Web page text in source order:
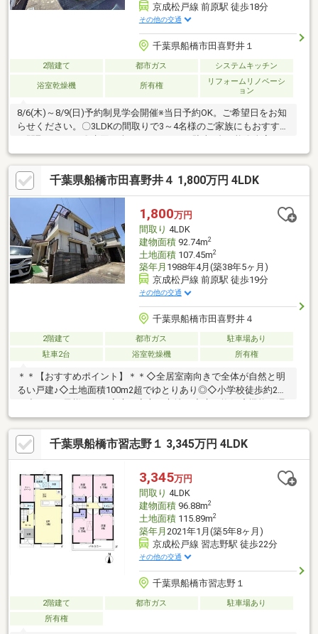
京成松戸線 前原駅 徒歩18分
その他の交通
千葉県船橋市田喜野井１
2階建て 都市ガス システムキッチン
浴室乾燥機 所有権
リフォームリノベーシ
ョン
8/6(木)～8/9(日)予約制見学会開催※当日予約OK。ご希望日をお知
らせください。〇3LDKの間取りで3～4名様のご家族にもおすすめ
の間取りです。〇水回り含めリフォーム。駐車1台可能〇全室リフ
ォーム予定。水回りも交換予定のため気持ちよくご入居できそう
です。〇外装リフォーム・シロアリ防蟻工事・通水検査・砕石敷
き込み・不要物撤去工事etc…〇内装リフォーム・玄関鍵交換・床
フローリング重ね張り・クロス張替え・照明器具交換・水回り交
換(キッチン、浴室、洗面化粧台、トイレ)・火災報知機設置・ド
アホン交換・スイッチパネル交換・エアコン配線、TVジャック設
置・建
千葉県船橋市田喜野井４ 1,800万円 4LDK
1,800万円
間取り 4LDK
建物面積92.74m2
土地面積107.45m2
築年月 1988年4月(築38年5ヶ月)
京成松戸線 前原駅 徒歩19分
その他の交通
千葉県船橋市田喜野井４
2階建て 都市ガス
駐車場あり
駐車2台
浴室乾燥機 所有権
＊＊【おすすめポイント】＊＊◇全居室南向きで全体が自然と明
るい戸建♪◇土地面積100m2超でゆとりあり◎◇小学校徒歩約2分
気をお家の外に逃がせます◎◇EVハイブリッド車の充電設備有！
＊＊【リフォーム内容】＊＊◆2003年1月 システムキッチン
◆2005年1月 浴室＊＊【周辺環境】＊＊〇Big-A船橋田喜野井
店 約850m／徒歩約11分〇セブンイレブン船橋田喜野井４丁目
店 約600m／徒歩約8分〇ウエルシア船橋田喜野井店 約800m／
徒歩約10分〇田喜野井旭こども園 約600m／徒歩約8分
千葉県船橋市習志野１ 3,345万円 4LDK
3,345万円
間取り 4LDK
建物面積96.88m2
土地面積115.89m2
築年月 2021年1月(築5年8ヶ月)
京成松戸線 習志野駅 徒歩22分
その他の交通
千葉県船橋市習志野１
2階建て 都市ガス
駐車場あり
所有権